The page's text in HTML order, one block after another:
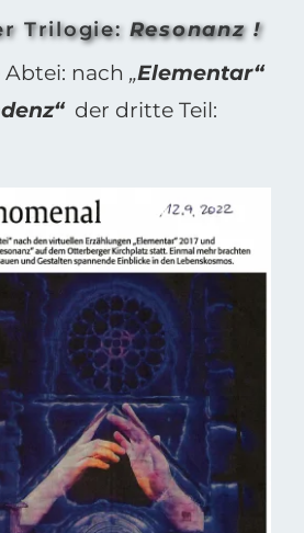
Trilogie: Resonanz !
nach „Elementar“
der dritte Teil: